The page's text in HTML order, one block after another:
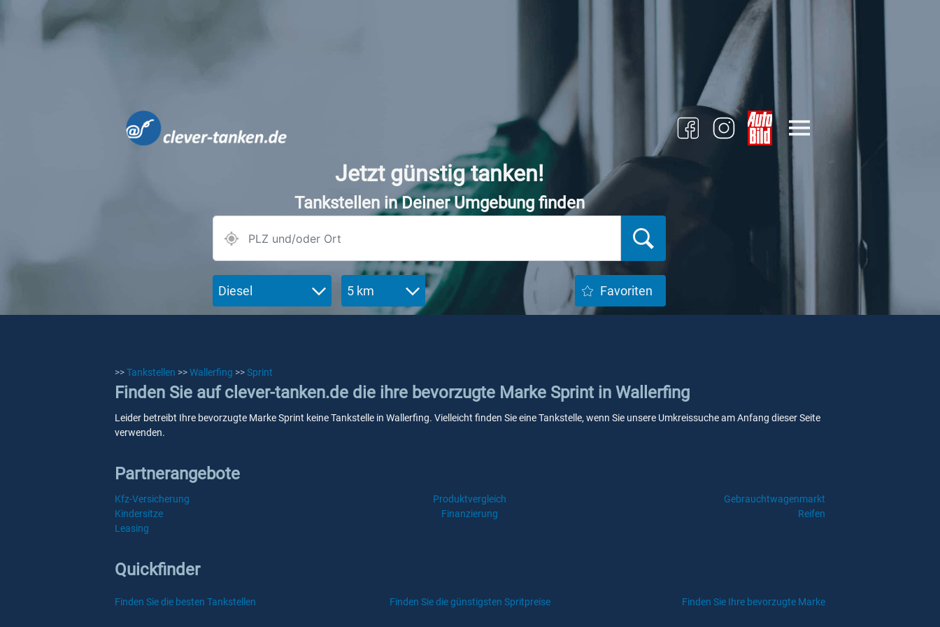
Jetzt günstig tanken!
Tankstellen in Deiner Umgebung finden
Diesel 5 km Favoriten
>>Tankstellen >>Wallerfing >>Sprint
Finden Sie auf clever-tanken.de die ihre bevorzugte Marke Sprint in Wallerfing
Leider betreibt Ihre bevorzugte Marke Sprint keine Tankstelle in Wallerfing. Vielleicht finden Sie eine Tankstelle, wenn Sie unsere Umkreissuche am Anfang dieser Seite
verwenden.
Partnerangebote
Kfz-Versicherung Produktvergleich
Gebrauchtwagenmarkt
Kindersitze
Finanzierung
Reifen
Leasing
Quickfinder
Finden Sie die besten Tankstellen Finden Sie die günstigsten Spritpreise Finden Sie Ihre bevorzugte Marke